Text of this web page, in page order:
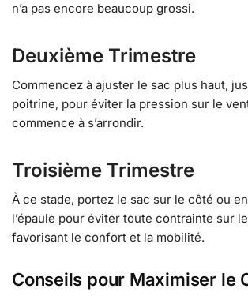
n’a pas encore beaucoup grossi.
Deuxième Trimestre
Commencez à ajuster le sac plus haut,
poitrine, pour éviter la pression sur le
commence à s’arrondir.
Troisième Trimestre
À ce stade, portez le sac sur le côté ou
l’épaule pour éviter toute contrainte sur
favorisant le confort et la mobilité.
Conseils pour Maximiser le